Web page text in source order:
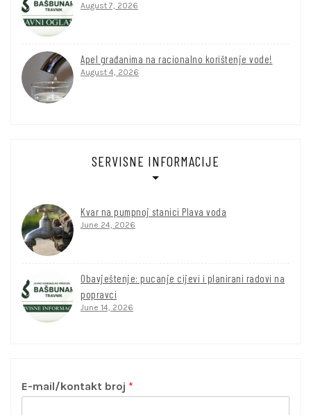
August 7, 2026
Apel građanima na racionalno korištenje vode!
August 4, 2026
SERVISNE INFORMACIJE
Kvar na pumpnoj stanici Plava voda
June 24, 2026
Obavještenje: pucanje cijevi i planirani radovi na
popravci
June 14, 2026
E-mail/kontakt broj *